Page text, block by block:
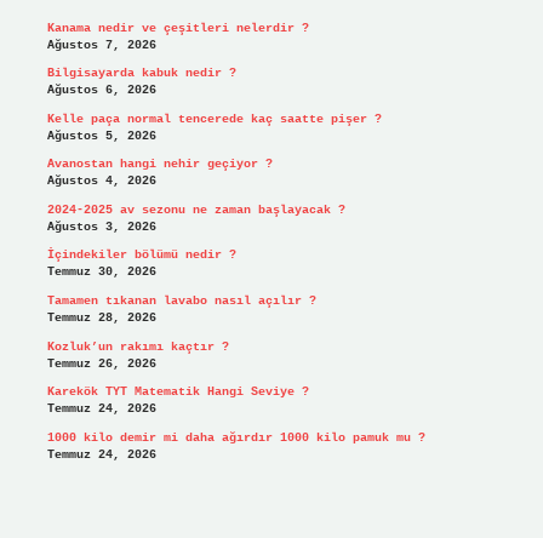
Kanama nedir ve çeşitleri nelerdir ?
Ağustos 7, 2026
Bilgisayarda kabuk nedir ?
Ağustos 6, 2026
Kelle paça normal tencerede kaç saatte pişer ?
Ağustos 5, 2026
Avanostan hangi nehir geçiyor ?
Ağustos 4, 2026
2024-2025 av sezonu ne zaman başlayacak ?
Ağustos 3, 2026
İçindekiler bölümü nedir ?
Temmuz 30, 2026
Tamamen tıkanan lavabo nasıl açılır ?
Temmuz 28, 2026
Kozluk’un rakımı kaçtır ?
Temmuz 26, 2026
Karekök TYT Matematik Hangi Seviye ?
Temmuz 24, 2026
1000 kilo demir mi daha ağırdır 1000 kilo pamuk mu ?
Temmuz 24, 2026